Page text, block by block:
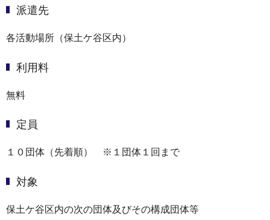
派遣先
各活動場所（保土ケ谷区内）
利用料
無料
定員
１０団体（先着順） ※１団体１回まで
対象
保土ケ谷区内の次の団体及びその構成団体等